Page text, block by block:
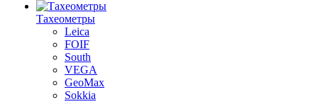
Тахеометры
Leica
FOIF
South
VEGA
GeoMax
Sokkia